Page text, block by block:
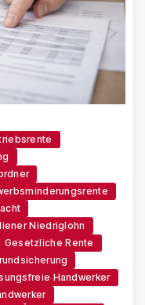
Niedriglohn
Gesetzliche Rente
Handwerker